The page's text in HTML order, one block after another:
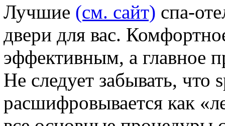
Лучшие (см. сайт) спа-
двери для вас.
эффективным, а главное
Не следует забывать, что
расшифровывается как